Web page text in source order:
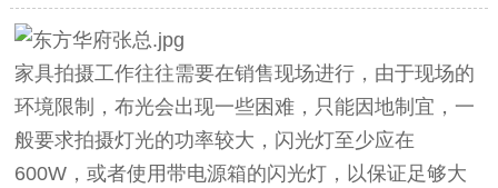
家具拍摄工作往往需要在销售现场进行，由于现场的
环境限制，布光会出现一些困难，只能因地制宜，一
般要求拍摄灯光的功率较大，闪光灯至少应在
600W，或者使用带电源箱的闪光灯，以保证足够大